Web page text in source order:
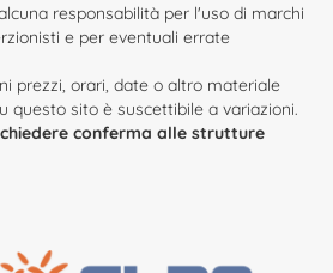
responsabilità per l'uso di marchi
e per eventuali errate
prezzi, orari, date o altro materiale
questo sito è suscettibile a variazioni.
conferma alle strutture